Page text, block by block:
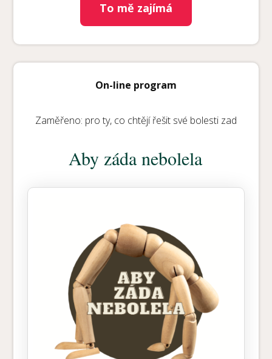
To mě zajímá
On-line program
Zaměřeno: pro ty, co chtějí řešit své bolesti zad
Aby záda nebolela